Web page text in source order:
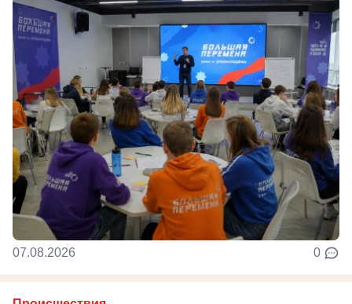
07.08.2026 0